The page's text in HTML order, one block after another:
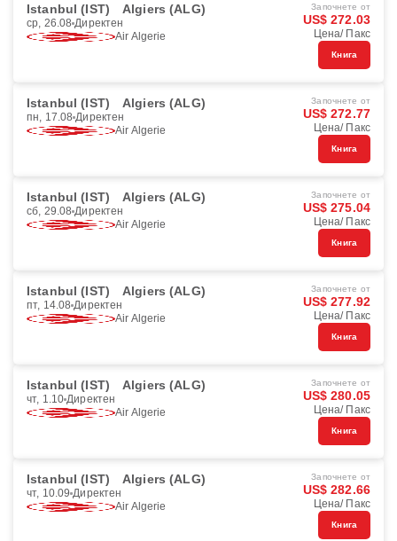
Istanbul (IST) Algiers (ALG)
ср, 26.08 Директен
Air Algerie
Започнете от
US$ 272.03
Цена/ Пакс
Книга
Istanbul (IST) Algiers (ALG)
пн, 17.08 Директен
Air Algerie
Започнете от
US$ 272.77
Цена/ Пакс
Книга
Istanbul (IST) Algiers (ALG)
сб, 29.08 Директен
Air Algerie
Започнете от
US$ 275.04
Цена/ Пакс
Книга
Istanbul (IST) Algiers (ALG)
пт, 14.08 Директен
Air Algerie
Започнете от
US$ 277.92
Цена/ Пакс
Книга
Istanbul (IST) Algiers (ALG)
чт, 1.10 Директен
Air Algerie
Започнете от
US$ 280.05
Цена/ Пакс
Книга
Istanbul (IST) Algiers (ALG)
чт, 10.09 Директен
Air Algerie
Започнете от
US$ 282.66
Цена/ Пакс
Книга